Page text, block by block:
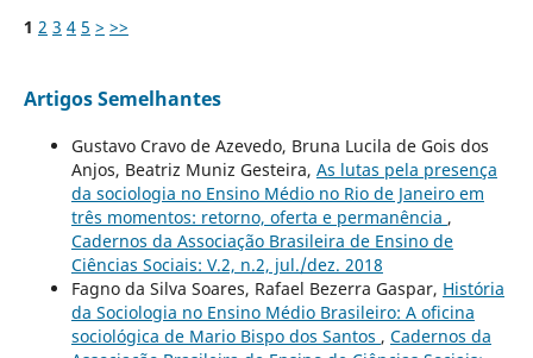
1 2 3 4 5 > >>
Artigos Semelhantes
Gustavo Cravo de Azevedo, Bruna Lucila de Gois dos
Anjos, Beatriz Muniz Gesteira, As lutas pela presença
da sociologia no Ensino Médio no Rio de Janeiro em
três momentos: retorno, oferta e permanência ,
Cadernos da Associação Brasileira de Ensino de
Ciências Sociais: V.2, n.2, jul./dez. 2018
Fagno da Silva Soares, Rafael Bezerra Gaspar, História
da Sociologia no Ensino Médio Brasileiro: A oficina
sociológica de Mario Bispo dos Santos , Cadernos da